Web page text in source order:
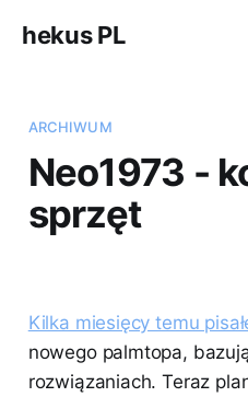
hekus PL
ARCHIWUM
Neo1973 -
sprzęt
Kilka miesięcy temu
nowego palmtopa,
rozwiązaniach. Teraz